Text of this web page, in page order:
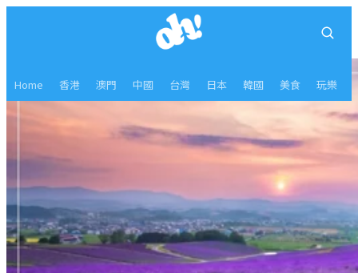
Home 香港 澳門 中國 台灣 日本 韓國 美食 玩樂